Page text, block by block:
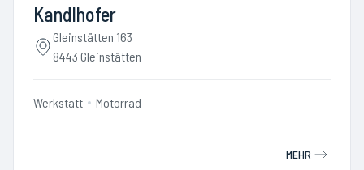
Kandlhofer
Gleinstätten 163
8443 Gleinstätten
Werkstatt Motorrad
MEHR